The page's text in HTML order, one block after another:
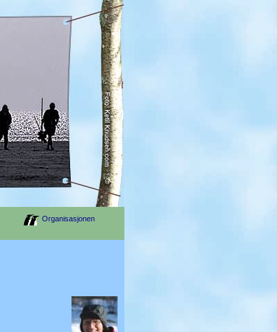
Organisasjonen